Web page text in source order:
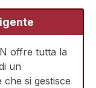
offre tutta la
un
che si gestisce